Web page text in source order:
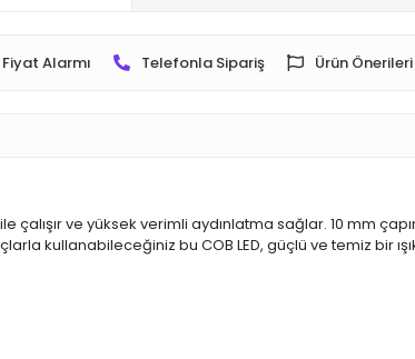
Fiyat Alarmı Telefonla Sipariş Ürün Önerileri
ile çalışır ve yüksek verimli aydınlatma sağlar. 10 mm
kullanabileceğiniz bu COB LED, güçlü ve temiz bir